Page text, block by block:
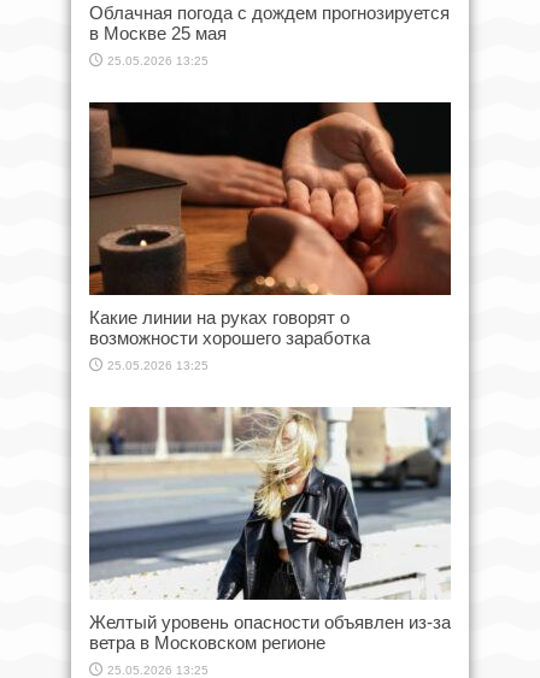
Облачная погода с дождем прогнозируется
в Москве 25 мая
25.05.2026 13:25
Какие линии на руках говорят о
возможности хорошего заработка
25.05.2026 13:25
Желтый уровень опасности объявлен из-за
ветра в Московском регионе
25.05.2026 13:25